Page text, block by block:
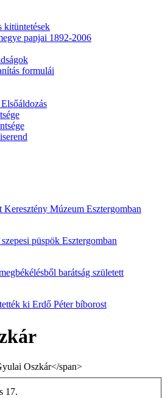
kitüntetések
papjai 1892-2006
formulái
Múzeum Esztergomban
püspök Esztergomban
barátság született
ki Erdő Péter bíborost
17.